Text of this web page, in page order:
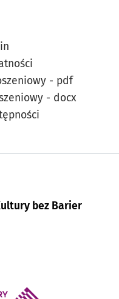
- pdf
- docx
bez Barier